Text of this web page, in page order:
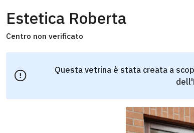
Estetica Roberta
Centro non verificato
Questa vetrina è stata creata a